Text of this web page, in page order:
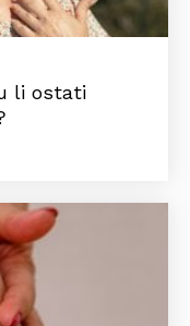
li ostati